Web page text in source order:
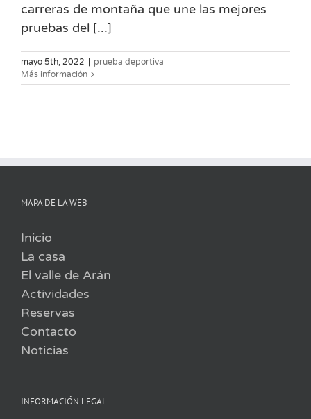
carreras de montaña que une las mejores
pruebas del [...]
mayo 5th, 2022 | prueba deportiva
Más información
MAPA DE LA WEB
Inicio
La casa
El valle de Arán
Actividades
Reservas
Contacto
Noticias
INFORMACIÓN LEGAL